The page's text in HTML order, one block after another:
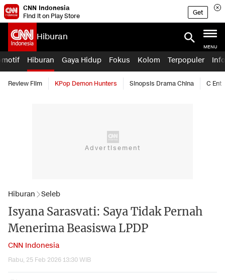
CNN Indonesia
Find it on Play Store
Get
Hiburan
MENU
Hiburan Gaya Hidup Fokus Kolom Terpopuler
Review Film KPop Demon Hunters Sinopsis Drama China C Ent
Hiburan Seleb
Isyana Sarasvati: Saya Tidak Pernah
Menerima Beasiswa LPDP
CNN Indonesia
Rabu, 25 Feb 2026 13:30 WIB